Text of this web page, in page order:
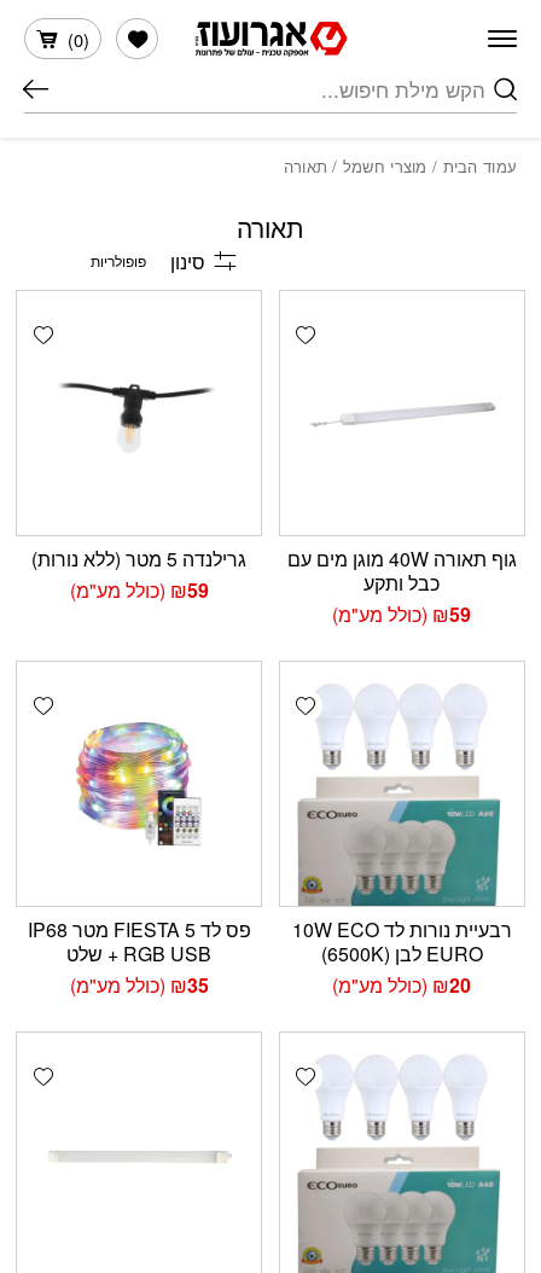
חיפוש
(
0
)
הרשימה שלי
עמוד הבית / מוצרי חשמל / תאורה
תאורה
סינון
Add wishlist
גוף תאורה 40W מוגן מים עם
כבל ותקע
₪59 (כולל מע"מ)
גרילנדה 5 מטר (ללא נורות)
₪59 (כולל מע"מ)
Add wishlist
רבעיית נורות לד 10W ECO
EURO לבן (6500K)
₪20 (כולל מע"מ)
פס לד FIESTA 5 מטר IP68
RGB USB + שלט
₪35 (כולל מע"מ)
Add wishlist